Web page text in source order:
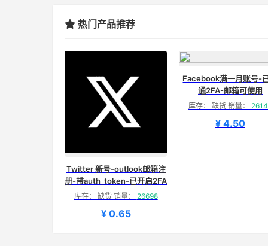
热门产品推荐
Twitter 新号-outlook邮箱注
册-带auth_token-已开启2FA
库存： 缺货 销量： 26698
¥ 0.65
Facebook满一月账号-
通2FA-邮箱可使用
库存： 缺货 销量：
¥ 4.50